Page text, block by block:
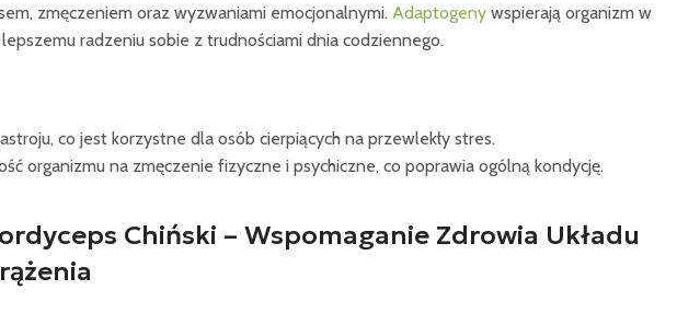
zmęczeniem oraz wyzwaniami emocjonalnymi. Adaptogeny wspierają organizm w
radzeniu sobie z trudnościami dnia codziennego.
co jest korzystne dla osób cierpiących na przewlekły stres.
organizmu na zmęczenie fizyczne i psychiczne, co poprawia ogólną kondycję.
Chiński – Wspomaganie Zdrowia Układu